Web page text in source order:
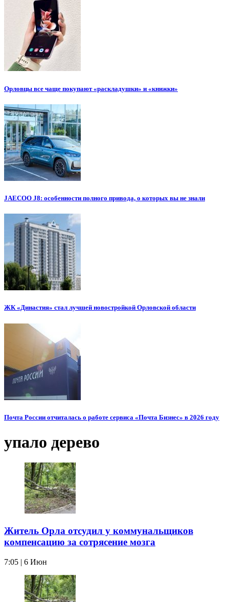
Орловцы все чаще покупают «раскладушки» и «книжки»
JAECOO J8: особенности полного привода, о которых вы не знали
ЖК «Династия» стал лучшей новостройкой Орловской области
Почта России отчиталась о работе сервиса «Почта Бизнес» в 2026 году
упало дерево
Житель Орла отсудил у коммунальщиков
компенсацию за сотрясение мозга
7:05 | 6 Июн